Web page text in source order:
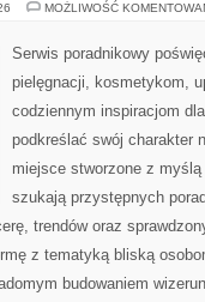
MOŻLIWOŚĆ
Serwis poradnikowy
pielęgnacji, kosmetykom,
codziennym inspiracjom
podkreślać swój charakter
miejsce stworzone z
szukają przystępnych
trendów oraz
z tematyką bliską
budowaniem